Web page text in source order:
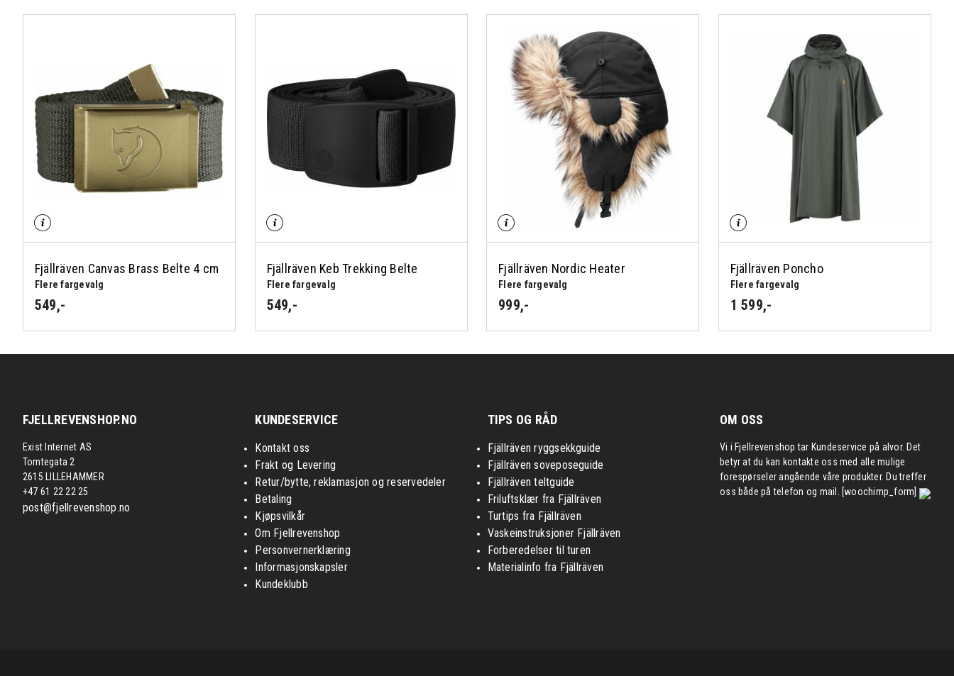
Fjällräven Canvas Brass Belte 4 cm
Flere fargevalg
549,-
Fjällräven Keb Trekking Belte
Flere fargevalg
549,-
Fjällräven Nordic Heater
Flere fargevalg
999,-
Fjällräven Poncho
Flere fargevalg
1 599,-
FJELLREVENSHOP.NO
Exist Internet AS
Tomtegata 2
2615 LILLEHAMMER
+47 61 22 22 25
post@fjellrevenshop.no
KUNDESERVICE
Kontakt oss
Frakt og Levering
Retur/bytte, reklamasjon og reservedeler
Betaling
Kjøpsvilkår
Om Fjellrevenshop
Personvernerklæring
Informasjonskapsler
Kundeklubb
TIPS OG RÅD
Fjällräven ryggsekkguide
Fjällräven soveposeguide
Fjällräven teltguide
Friluftsklær fra Fjällräven
Turtips fra Fjällräven
Vaskeinstruksjoner Fjällräven
Forberedelser til turen
Materialinfo fra Fjällräven
OM OSS
Vi i Fjellrevenshop tar Kundeservice på alvor. Det
betyr at du kan kontakte oss med alle mulige
forespørseler angående våre produkter. Du treffer
oss både på telefon og mail. [woochimp_form]